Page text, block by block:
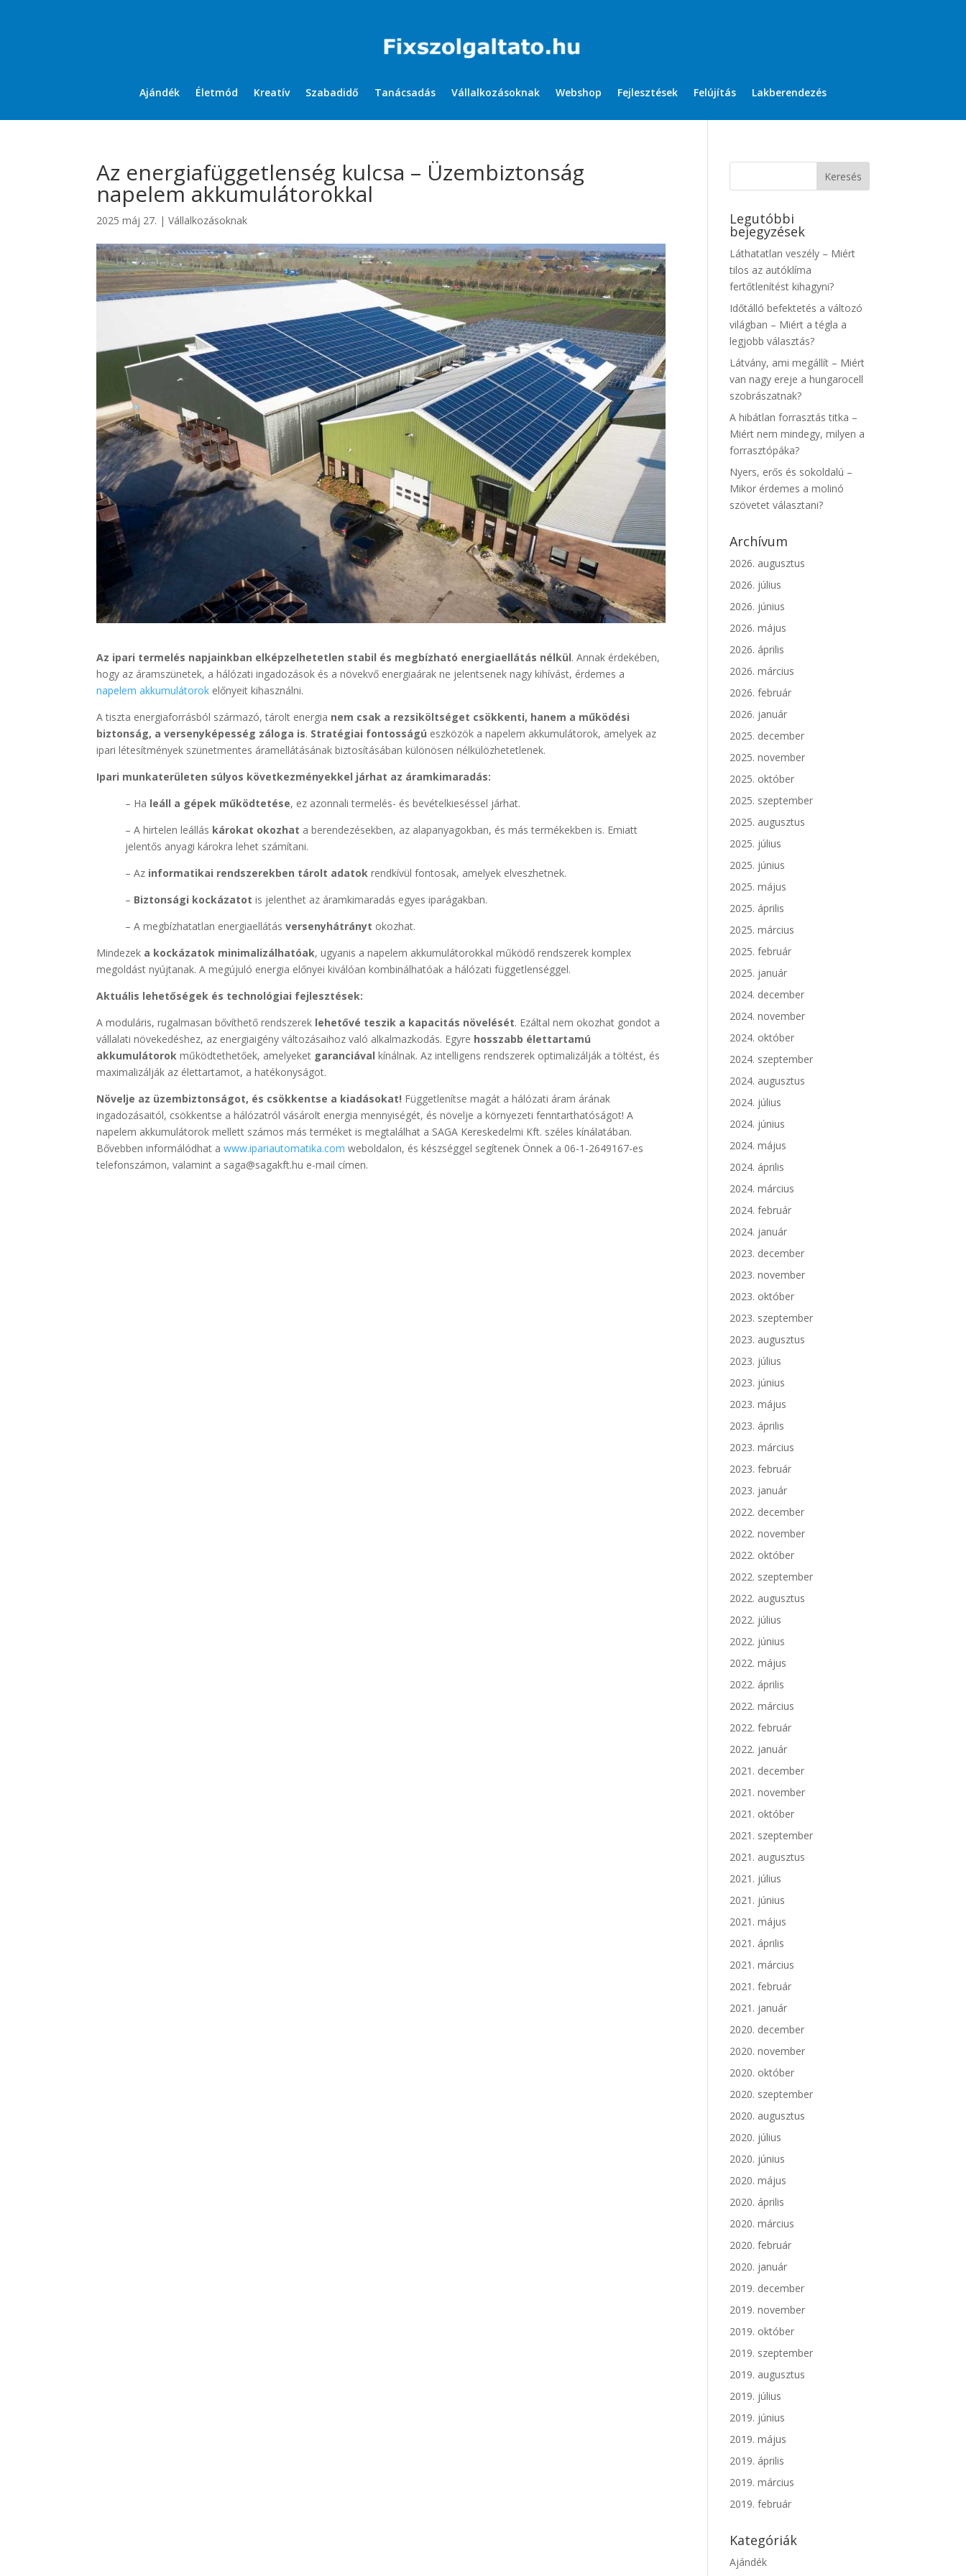
Ajándék Életmód Kreatív Szabadidő Tanácsadás Vállalkozásoknak Webshop Fejlesztések Felújítás Lakberendezés
Az energiafüggetlenség kulcsa – Üzembiztonság
napelem akkumulátorokkal
2025 máj 27. |Vállalkozásoknak
Az ipari termelés napjainkban elképzelhetetlen stabil és megbízható energiaellátás nélkül. Annak érdekében,
hogy az áramszünetek, a hálózati ingadozások és a növekvő energiaárak ne jelentsenek nagy kihívást, érdemes a
napelem akkumulátorok előnyeit kihasználni.
A tiszta energiaforrásból származó, tárolt energia nem csak a rezsiköltséget csökkenti, hanem a működési
biztonság, a versenyképesség záloga is. Stratégiai fontosságú eszközök a napelem akkumulátorok, amelyek az
ipari létesítmények szünetmentes áramellátásának biztosításában különösen nélkülözhetetlenek.
Ipari munkaterületen súlyos következményekkel járhat az áramkimaradás:
– Ha leáll a gépek működtetése, ez azonnali termelés- és bevételkieséssel járhat.
– A hirtelen leállás károkat okozhat a berendezésekben, az alapanyagokban, és más termékekben is. Emiatt
jelentős anyagi károkra lehet számítani.
– Az informatikai rendszerekben tárolt adatokrendkívül fontosak, amelyek elveszhetnek.
– Biztonsági kockázatot is jelenthet az áramkimaradás egyes iparágakban.
– A megbízhatatlan energiaellátásversenyhátrányt okozhat.
Mindezek a kockázatok minimalizálhatóak, ugyanis a napelem akkumulátorokkal működő rendszerek komplex
megoldást nyújtanak. A megújuló energia előnyei kiválóan kombinálhatóak a hálózati függetlenséggel.
Aktuális lehetőségek és technológiai fejlesztések:
A moduláris, rugalmasan bővíthető rendszerek lehetővé teszik a kapacitás növelését. Ezáltal nem okozhat gondot a
vállalati növekedéshez, az energiaigény változásaihoz való alkalmazkodás. Egyre hosszabb élettartamú
akkumulátorok működtethetőek, amelyeket garanciávalkínálnak. Az intelligens rendszerek optimalizálják a töltést, és
maximalizálják az élettartamot, a hatékonyságot.
Növelje az üzembiztonságot, és csökkentse a kiadásokat! Függetlenítse magát a hálózati áram árának
ingadozásaitól, csökkentse a hálózatról vásárolt energia mennyiségét, és növelje a környezeti fenntarthatóságot! A
napelem akkumulátorok mellett számos más terméket is megtalálhat a SAGA Kereskedelmi Kft. széles kínálatában.
Bővebben informálódhat awww.ipariautomatika.com weboldalon, és készséggel segítenek Önnek a 06-1-2649167-es
telefonszámon, valamint a saga@sagakft.hu e-mail címen.
Legutóbbi
bejegyzések
Láthatatlan veszély – Miért
tilos az autóklíma
fertőtlenítést kihagyni?
Időtálló befektetés a változó
világban – Miért a tégla a
legjobb választás?
Látvány, ami megállít – Miért
van nagy ereje a hungarocell
szobrászatnak?
A hibátlan forrasztás titka –
Miért nem mindegy, milyen a
forrasztópáka?
Nyers, erős és sokoldalú –
Mikor érdemes a molinó
szövetet választani?
Archívum
2026. augusztus
2026. július
2026. június
2026. május
2026. április
2026. március
2026. február
2026. január
2025. december
2025. november
2025. október
2025. szeptember
2025. augusztus
2025. július
2025. június
2025. május
2025. április
2025. március
2025. február
2025. január
2024. december
2024. november
2024. október
2024. szeptember
2024. augusztus
2024. július
2024. június
2024. május
2024. április
2024. március
2024. február
2024. január
2023. december
2023. november
2023. október
2023. szeptember
2023. augusztus
2023. július
2023. június
2023. május
2023. április
2023. március
2023. február
2023. január
2022. december
2022. november
2022. október
2022. szeptember
2022. augusztus
2022. július
2022. június
2022. május
2022. április
2022. március
2022. február
2022. január
2021. december
2021. november
2021. október
2021. szeptember
2021. augusztus
2021. július
2021. június
2021. május
2021. április
2021. március
2021. február
2021. január
2020. december
2020. november
2020. október
2020. szeptember
2020. augusztus
2020. július
2020. június
2020. május
2020. április
2020. március
2020. február
2020. január
2019. december
2019. november
2019. október
2019. szeptember
2019. augusztus
2019. július
2019. június
2019. május
2019. április
2019. március
2019. február
Kategóriák
Ajándék